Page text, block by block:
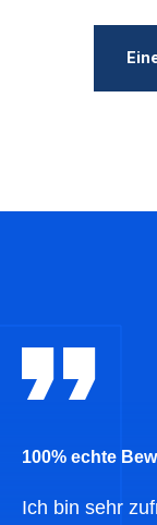
100% echte
Ich bin sehr